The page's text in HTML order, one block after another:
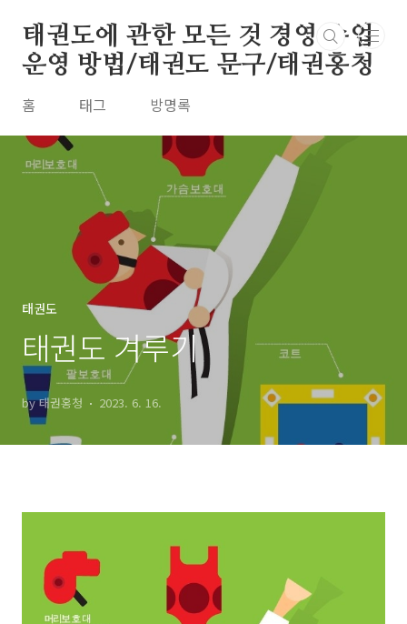
태권도에 관한 모든 것 경영 수업
운영 방법/태권도 문구/태권홍청
홈 태그 방명록
태권도
태권도 겨루기
by 태권홍청 2023. 6. 16.